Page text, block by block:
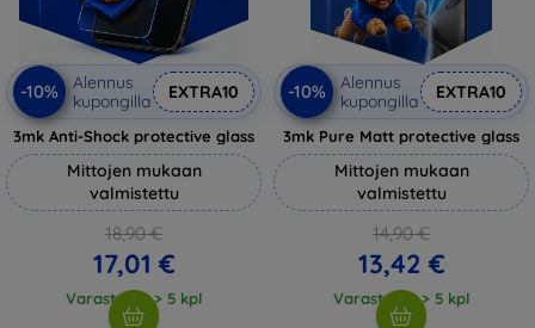
-10%
Alennus
kupongilla
EXTRA10
3mk Anti-Shock protective glass
Mittojen mukaan
valmistettu
18,90 €
17,01 €
Varastossa > 5 kpl
-10%
Alennus
kupongilla
EXTRA10
3mk Pure Matt protective glass
Mittojen mukaan
valmistettu
14,90 €
13,42 €
Varastossa > 5 kpl